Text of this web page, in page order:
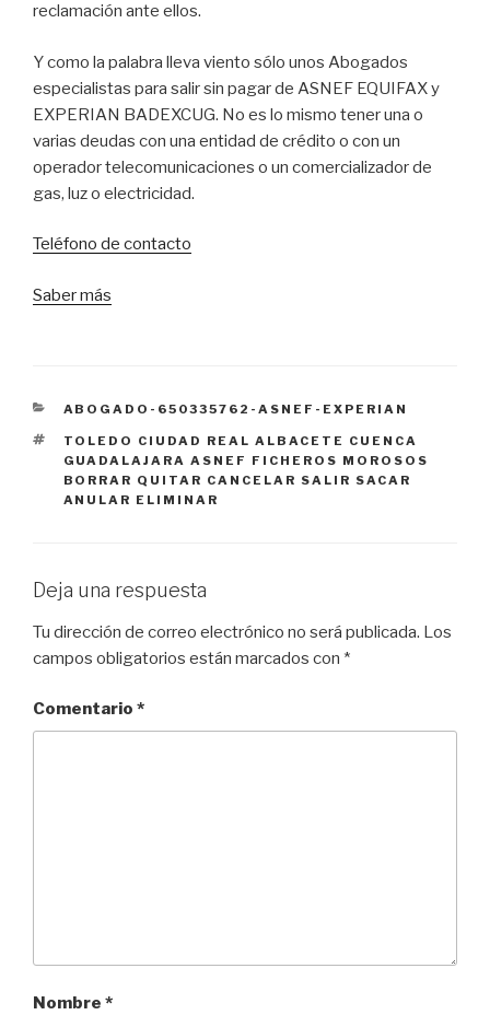
reclamación ante ellos.
Y como la palabra lleva viento sólo unos Abogados
especialistas para salir sin pagar de ASNEF EQUIFAX y
EXPERIAN BADEXCUG. No es lo mismo tener una o
varias deudas con una entidad de crédito o con un
operador telecomunicaciones o un comercializador de
gas, luz o electricidad.
Teléfono de contacto
Saber más
CATEGORÍAS
ABOGADO-650335762-ASNEF-EXPERIAN
ETIQUETAS
TOLEDO CIUDAD REAL ALBACETE CUENCA
GUADALAJARA ASNEF FICHEROS MOROSOS
BORRAR QUITAR CANCELAR SALIR SACAR
ANULAR ELIMINAR
Deja una respuesta
Tu dirección de correo electrónico no será publicada. Los
campos obligatorios están marcados con *
Comentario *
Nombre *